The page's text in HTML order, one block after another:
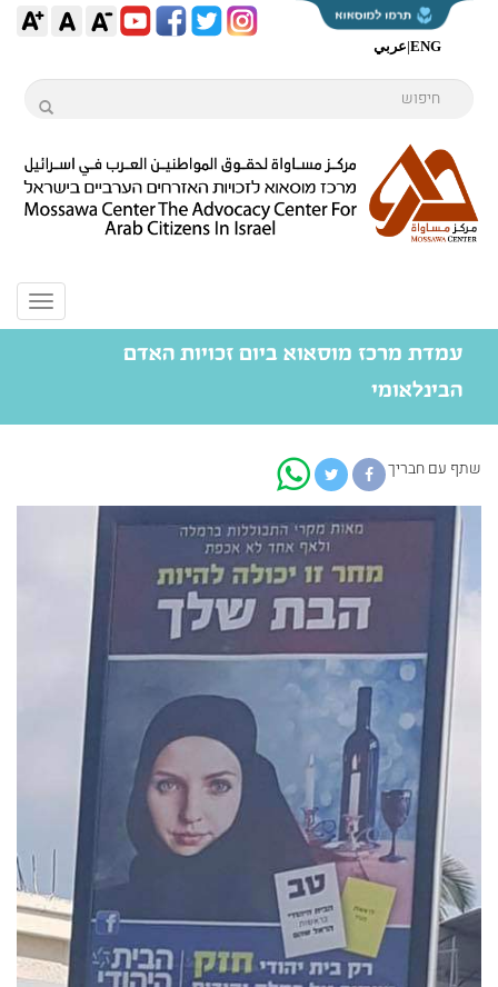
ENG
|عربي
Toggle
עמדת מרכז מוסאוא ביום זכויות האדם
הבינלאומי
שתף עם חבריך